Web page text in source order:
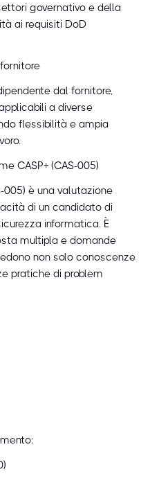
governativo e della
ai requisiti DoD
dal fornitore,
a diverse
flessibilità e ampia
CASP+ (CAS-005)
005) è una valutazione
di un candidato di
informatica. È
multipla e domande
non solo conoscenze
pratiche di problem